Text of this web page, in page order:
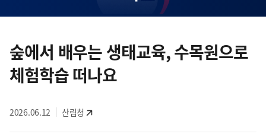
츠
영
숲에서 배우는 생태교육, 수목원으로
체험학습 떠나요
2026.06.12 산림청